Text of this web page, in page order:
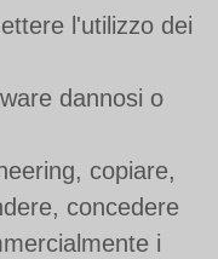
l'utilizzo dei
dannosi o
copiare,
concedere
i